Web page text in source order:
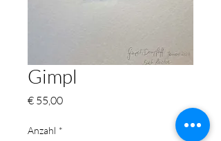
Gimpl
€ 55,00Preis
Anzahl *